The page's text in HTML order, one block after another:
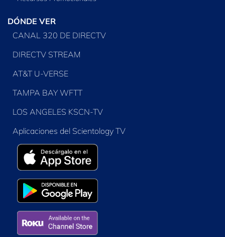
DÓNDE VER
CANAL 320 DE DIRECTV
DIRECTV STREAM
AT&T U-VERSE
TAMPA BAY WFTT
LOS ANGELES KSCN-TV
Aplicaciones del Scientology TV